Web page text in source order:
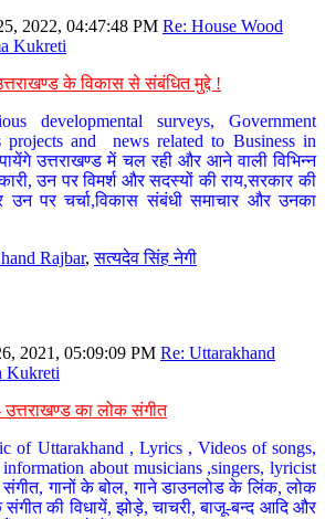
2022, 04:47:48 PM Re: House Wood
Kukreti
के विकास से संबंधित मुद्दे !
developmental surveys, Government
projects and news related to Business in
उत्तराखण्ड में चल रही और आने वाली विभिन्न
उन पर विमर्श और सदस्यों की राय,सरकार की
उन पर चर्चा,विकास संबंधी समाचार और उनका
Rajbar,सत्यदेव सिंह नेगी
2021, 05:09:09 PM Re: Uttarakhand
Kukreti
का लोक संगीत
of Uttarakhand , Lyrics , Videos of songs,
about musicians ,singers, lyricist
गानों के बोल, गाने डाउनलोड के लिंक, लोक
संगीत की विधायें, झोड़े, चाचरी, बाजू-बन्द आदि और